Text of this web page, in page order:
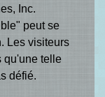
Inc.
peut se
Les visiteurs
qu'une telle
défié.